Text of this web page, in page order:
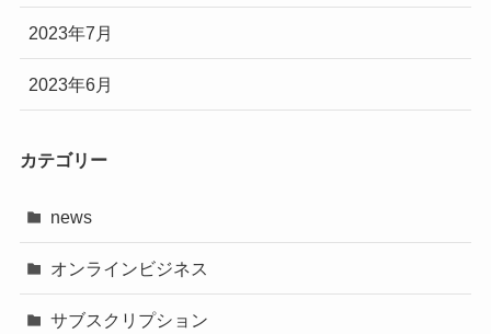
2023年7月
2023年6月
カテゴリー
news
オンラインビジネス
サブスクリプション